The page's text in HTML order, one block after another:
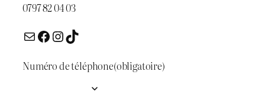
0797 82 04 03
E-mail Facebook InstagramTikTok
Numéro de téléphone(obligatoire)